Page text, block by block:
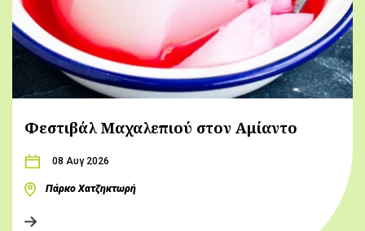
Φεστιβάλ Μαχαλεπιού στον Αμίαντο
08 Αυγ 2026
Πάρκο Χατζηκτωρή